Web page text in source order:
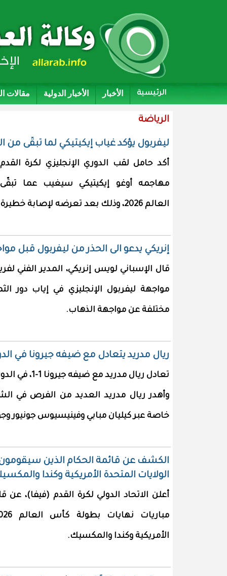
الرئيسية الأخبار الأخبار الدولية مقالات
الرياضة
ليفربول يؤكد غياب إيكيتيكي لما تبقّى
أكد حامل لقب الدوري الإنجليزي لكرة
مهاجمه أوغو إيكيتيكي سيغيب عما
العالم 2026، وذلك بعد تعرضه لإصابة خطيرة خلال الخسارة أمام باري
إنريكي يدعو الى الحذر من ليفربول قبل
قال الإسباني لويس إنريكي، المدير الفني
مواجهة ليفربول الإنجليزي في إياب دور
مختلفة عن مواجهة الذهاب.
ريال مدريد يتعادل مع ضيفه جيرونا في
تعادل ريال مدريد مع ضيفه جيرونا 1-1، في الدوري الاسباني.
وأهدر ريال مدريد العديد من الفرص في
خاصة عبر كيليان مبابي وفينيسيوس جونيور
الولايات المتحدة الأمريكية وكندا
أعلن الاتحاد الدولي لكرة القدم (فيفا)، عن
الأمريكية وكندا والمكسيك.